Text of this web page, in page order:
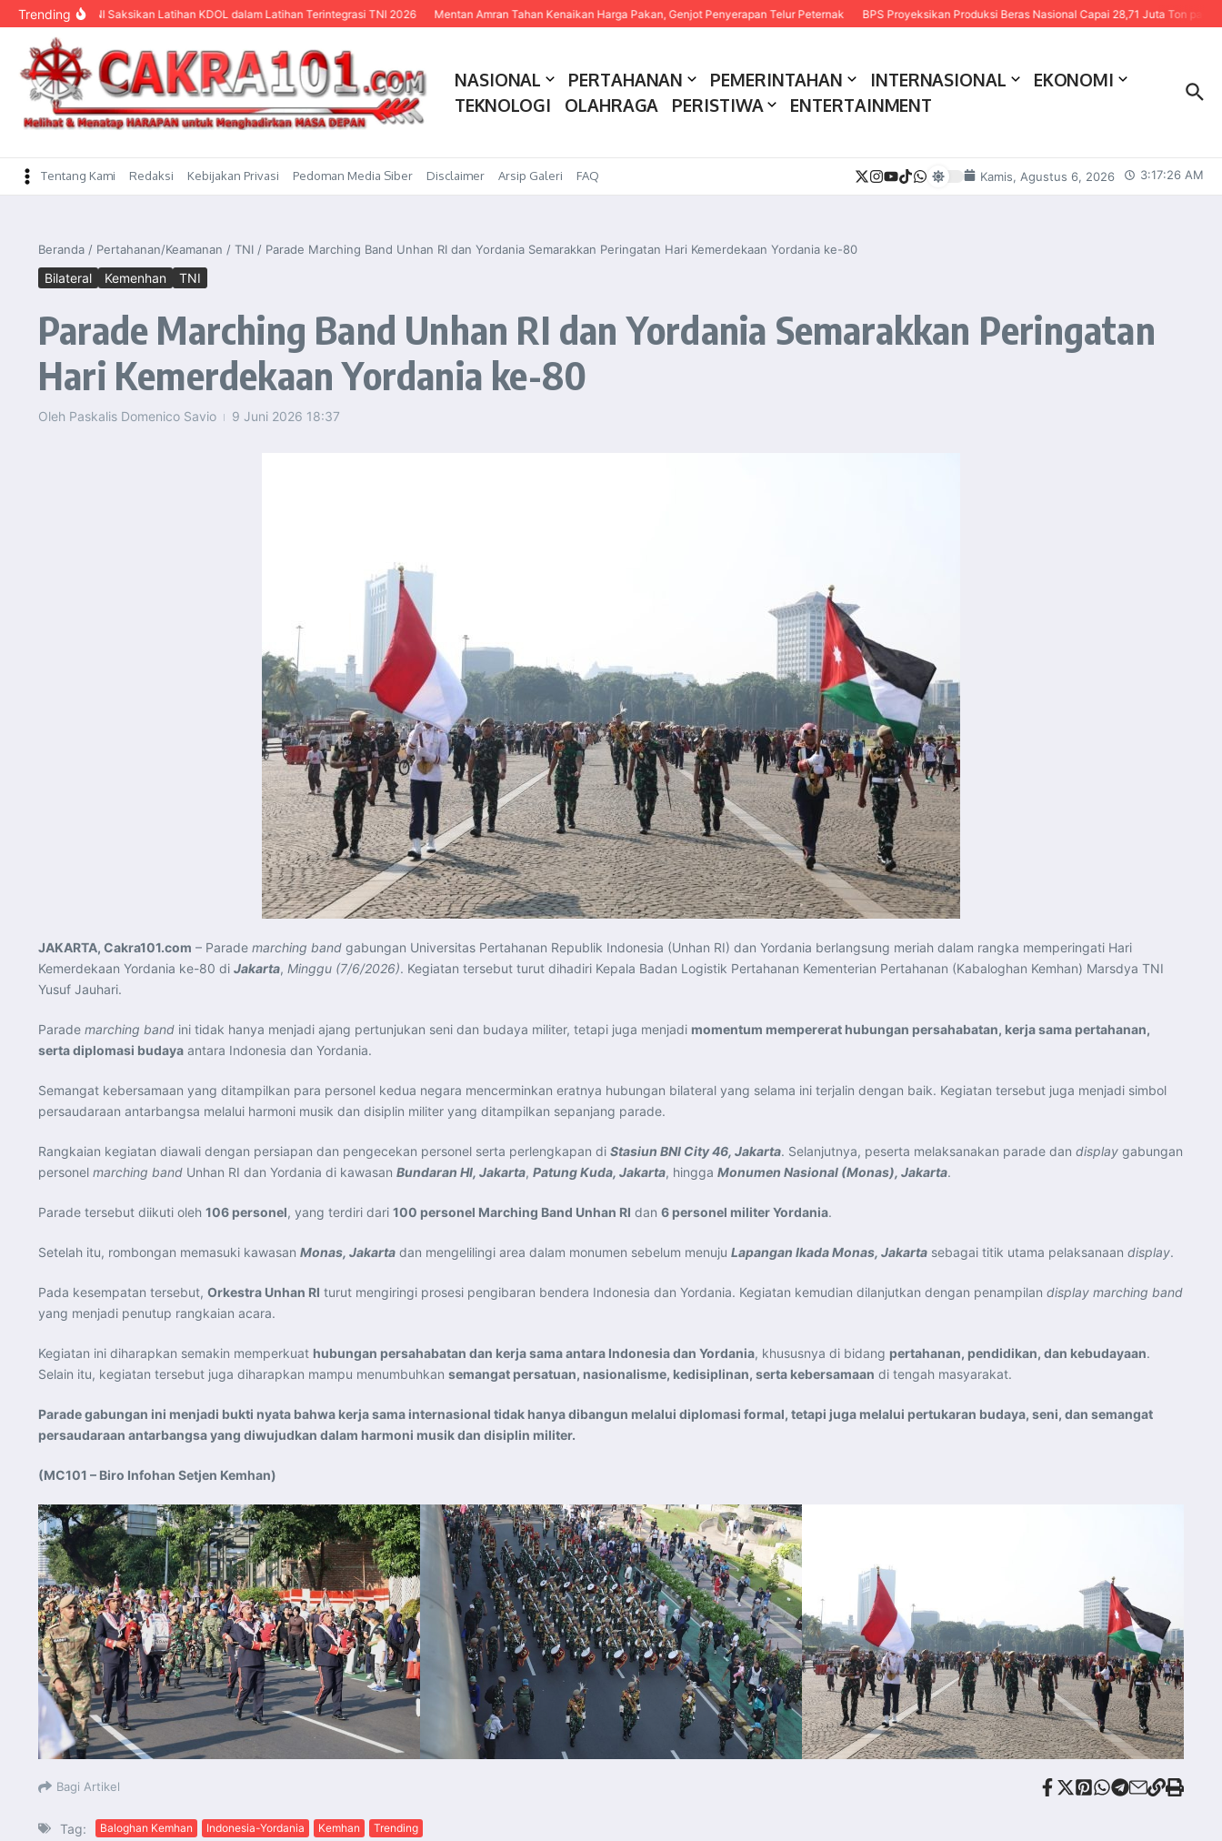
content
TrendingTNI Saksikan Latihan KDOL dalam Latihan Terintegrasi TNI 2026 Mentan Amran Tahan Kenaikan Harga Pakan, Genjot Penyerapan Telur Peternak BPS Proyeksikan Produksi Beras Nasional Capai 28,71 Juta Ton pada 2026
NASIONAL PERTAHANAN PEMERINTAHAN INTERNASIONAL
EKONOMI
TEKNOLOGI
OLAHRAGA PERISTIWA ENTERTAINMENT
Tentang Kami Redaksi Kebijakan Privasi Pedoman Media Siber Disclaimer Arsip Galeri FAQ Kamis, Agustus 6, 2026 3:17:27 AM
Beranda / Pertahanan/Keamanan / TNI / Parade Marching Band Unhan RI dan Yordania Semarakkan Peringatan Hari Kemerdekaan Yordania ke-80
Bilateral Kemenhan TNI
Parade Marching Band Unhan RI dan Yordania Semarakkan Peringatan
Hari Kemerdekaan Yordania ke-80
Oleh Paskalis Domenico Savio 9 Juni 2026 18:37
JAKARTA, Cakra101.com – Parade marching band gabungan Universitas Pertahanan Republik Indonesia (Unhan RI) dan Yordania berlangsung meriah dalam rangka memperingati Hari
Kemerdekaan Yordania ke-80 di Jakarta, Minggu (7/6/2026). Kegiatan tersebut turut dihadiri Kepala Badan Logistik Pertahanan Kementerian Pertahanan (Kabaloghan Kemhan) Marsdya TNI
Yusuf Jauhari.
Parade marching band ini tidak hanya menjadi ajang pertunjukan seni dan budaya militer, tetapi juga menjadi momentum mempererat hubungan persahabatan, kerja sama pertahanan,
serta diplomasi budaya antara Indonesia dan Yordania.
Semangat kebersamaan yang ditampilkan para personel kedua negara mencerminkan eratnya hubungan bilateral yang selama ini terjalin dengan baik. Kegiatan tersebut juga menjadi simbol
persaudaraan antarbangsa melalui harmoni musik dan disiplin militer yang ditampilkan sepanjang parade.
Rangkaian kegiatan diawali dengan persiapan dan pengecekan personel serta perlengkapan di Stasiun BNI City 46, Jakarta. Selanjutnya, peserta melaksanakan parade dan display gabungan
personel marching band Unhan RI dan Yordania di kawasan Bundaran HI, Jakarta, Patung Kuda, Jakarta, hingga Monumen Nasional (Monas), Jakarta.
Parade tersebut diikuti oleh 106 personel, yang terdiri dari 100 personel Marching Band Unhan RI dan 6 personel militer Yordania.
Setelah itu, rombongan memasuki kawasan Monas, Jakarta dan mengelilingi area dalam monumen sebelum menuju Lapangan Ikada Monas, Jakarta sebagai titik utama pelaksanaan display.
Pada kesempatan tersebut, Orkestra Unhan RI turut mengiringi prosesi pengibaran bendera Indonesia dan Yordania. Kegiatan kemudian dilanjutkan dengan penampilan display marching band
yang menjadi penutup rangkaian acara.
Kegiatan ini diharapkan semakin memperkuat hubungan persahabatan dan kerja sama antara Indonesia dan Yordania, khususnya di bidang pertahanan, pendidikan, dan kebudayaan.
Selain itu, kegiatan tersebut juga diharapkan mampu menumbuhkan semangat persatuan, nasionalisme, kedisiplinan, serta kebersamaan di tengah masyarakat.
Parade gabungan ini menjadi bukti nyata bahwa kerja sama internasional tidak hanya dibangun melalui diplomasi formal, tetapi juga melalui pertukaran budaya, seni, dan semangat
persaudaraan antarbangsa yang diwujudkan dalam harmoni musik dan disiplin militer.
(MC101 – Biro Infohan Setjen Kemhan)
Bagi Artikel
Tag: Baloghan Kemhan Indonesia-Yordania Kemhan Trending